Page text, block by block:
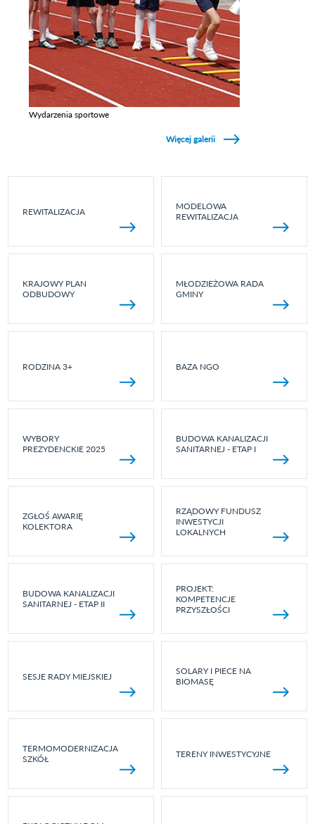
Wydarzenia sportowe
Więcej galerii
REWITALIZACJA
MODELOWA
REWITALIZACJA
KRAJOWY PLAN
ODBUDOWY
MŁODZIEŻOWA RADA
GMINY
RODZINA 3+ BAZA NGO
WYBORY
PREZYDENCKIE 2025
BUDOWA KANALIZACJI
SANITARNEJ - ETAP I
ZGŁOŚ AWARIĘ
KOLEKTORA
RZĄDOWY FUNDUSZ
INWESTYCJI
LOKALNYCH
BUDOWA KANALIZACJI
SANITARNEJ - ETAP II
PROJEKT:
KOMPETENCJE
PRZYSZŁOŚCI
SESJE RADY MIEJSKIEJ
SOLARY I PIECE NA
BIOMASĘ
TERMOMODERNIZACJA
SZKÓŁ
TERENY INWESTYCYJNE